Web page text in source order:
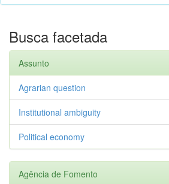
Busca facetada
Assunto
Agrarian question
Institutional ambiguity
Political economy
Agência de Fomento